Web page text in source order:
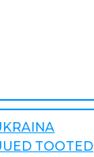
TOOTED